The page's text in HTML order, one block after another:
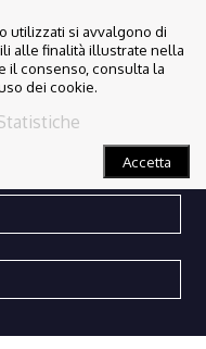
utilizzati si avvalgono di
alle finalità illustrate nella
il consenso, consulta la
dei cookie.
Accetta